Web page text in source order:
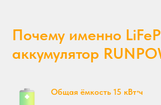
Почему именно
аккумулятор
Общая ёмкость 15 кВт⋅ч